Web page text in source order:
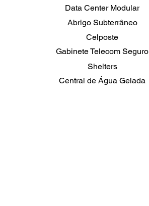
Abrigo Subterrâneo
Celposte
Central de Água Gelada
Data Center Modular
Gabinete Telecom Seguro
Shelters